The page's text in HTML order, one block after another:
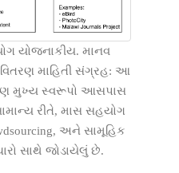
યોજનાકીય. માનવ
માહિતી સંગ્રહ: આ
મુખ્ય સ્વરૂપો આસપાસ
રીતે, માસ સહયોગ
અને સામૂહિક
સાથે જોડાયેલું છે.